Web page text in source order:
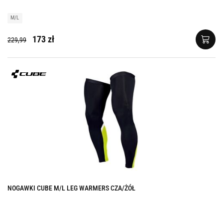
M/L
229,99 173 zł
NOGAWKI CUBE M/L LEG WARMERS CZA/ŻÓŁ